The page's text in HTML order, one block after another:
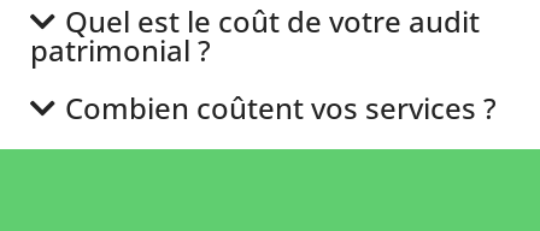
Quel est le coût de votre audit
patrimonial ?
Combien coûtent vos services ?